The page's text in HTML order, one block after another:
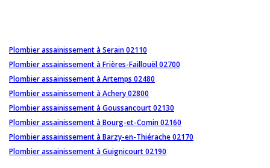
Plombier assainissement à Serain 02110
Plombier assainissement à Frières-Faillouël 02700
Plombier assainissement à Artemps 02480
Plombier assainissement à Achery 02800
Plombier assainissement à Goussancourt 02130
Plombier assainissement à Bourg-et-Comin 02160
Plombier assainissement à Barzy-en-Thiérache 02170
Plombier assainissement à Guignicourt 02190